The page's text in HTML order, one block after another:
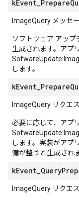
kEvent Prepare
ImageQuery メッセ
ソフトウェア アッ
生成されます。アプ
します。
kEvent Prepare
ImageQuery リクエ
必要に応じて、アプ
します。実装がアプ
備が整うと生成され
kEvent Query
ImageQuery リクエ